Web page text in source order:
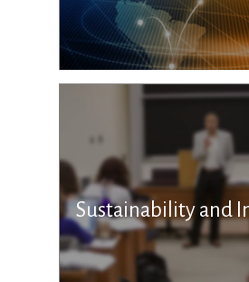
Sustainability and